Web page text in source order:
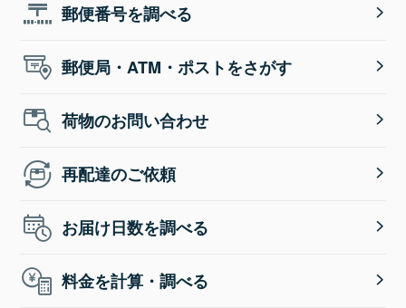
郵便番号を調べる
郵便局・ATM・ポストをさがす
荷物のお問い合わせ
再配達のご依頼
お届け日数を調べる
料金を計算・調べる